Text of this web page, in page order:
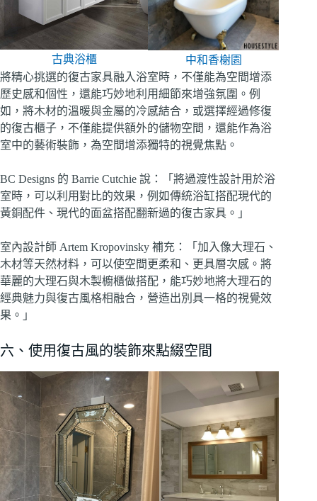
古典浴櫃
中和香榭園
將精心挑選的復古家具融入浴室時，不僅能為空間增添
歷史感和個性，還能巧妙地利用細節來增強氛圍。例
如，將木材的溫暖與金屬的冷感結合，或選擇經過修復
的復古櫃子，不僅能提供額外的儲物空間，還能作為浴
室中的藝術裝飾，為空間增添獨特的視覺焦點。
BC Designs 的 Barrie Cutchie 說：「將過渡性設計用於浴
室時，可以利用對比的效果，例如傳統浴缸搭配現代的
黃銅配件、現代的面盆搭配翻新過的復古家具。」
室內設計師 Artem Kropovinsky 補充：「加入像大理石、
木材等天然材料，可以使空間更柔和、更具層次感。將
華麗的大理石與木製櫥櫃做搭配，能巧妙地將大理石的
經典魅力與復古風格相融合，營造出別具一格的視覺效
果。」
六、使用復古風的裝飾來點綴空間